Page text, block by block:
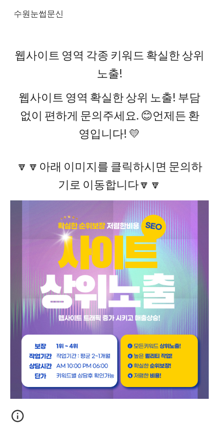
Skip to main content
수원눈썹문신
웹사이트 영역 각종 키워드 확실한 상위
노출!
웹사이트 영역 확실한 상위 노출! 부담
없이 편하게 문의주세요. 😊언제든 환
영입니다! 💛
🔽🔽아래 이미지를 클릭하시면 문의하
기로 이동합니다🔽🔽